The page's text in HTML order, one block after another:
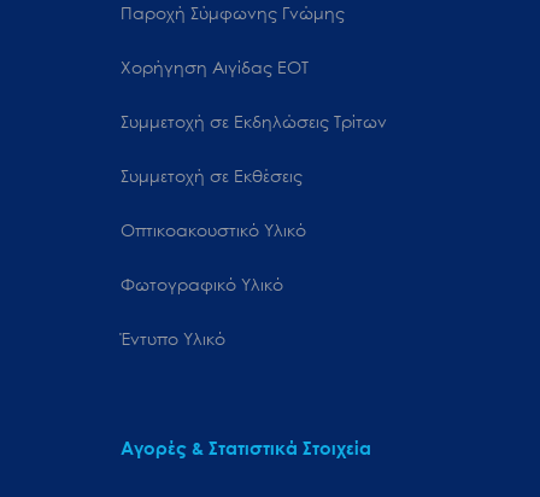
Παροχή Σύμφωνης Γνώμης
Χορήγηση Αιγίδας ΕΟΤ
Συμμετοχή σε Εκδηλώσεις Τρίτων
Συμμετοχή σε Εκθέσεις
Οπτικοακουστικό Υλικό
Φωτογραφικό Υλικό
Έντυπο Υλικό
Αγορές & Στατιστικά Στοιχεία